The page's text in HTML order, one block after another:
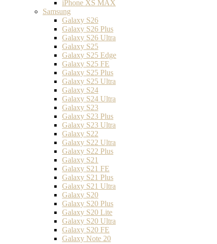
iPhone XS MAX
Samsung
Galaxy S26
Galaxy S26 Plus
Galaxy S26 Ultra
Galaxy S25
Galaxy S25 Edge
Galaxy S25 FE
Galaxy S25 Plus
Galaxy S25 Ultra
Galaxy S24
Galaxy S24 Ultra
Galaxy S23
Galaxy S23 Plus
Galaxy S23 Ultra
Galaxy S22
Galaxy S22 Ultra
Galaxy S22 Plus
Galaxy S21
Galaxy S21 FE
Galaxy S21 Plus
Galaxy S21 Ultra
Galaxy S20
Galaxy S20 Plus
Galaxy S20 Lite
Galaxy S20 Ultra
Galaxy S20 FE
Galaxy Note 20